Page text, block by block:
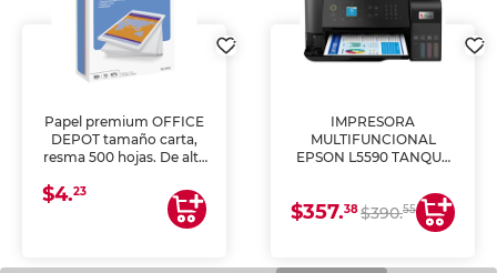
Papel premium OFFICE
DEPOT tamaño carta,
resma 500 hojas. De alta
uniforme, ideal para
impresoras de inyección
de tinta y láser,
general de oficina.
$4.23
IMPRESORA
MULTIFUNCIONAL
EPSON L5590 TANQUE
COPIA Y ESCANEA)
$357.38$390.55